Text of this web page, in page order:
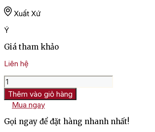
Xuất Xứ
Ý
Giá tham khảo
Liên hệ
Rượu
Vang
Ý
Ronco
Di
Sassi
Thêm vào giỏ hàng
Mua ngay
Gọi ngay để đặt hàng nhanh nhất!